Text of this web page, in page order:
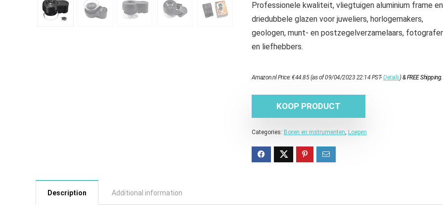
Professionele kwaliteit, vliegtuigen aluminium frame en
driedubbele glazen voor juweliers, horlogemakers,
geologen, munt- en postzegelverzamelaars,
en liefhebbers.
Amazon.nl Price:€44.85(as of 09/04/2023 22:14 PST-Details)&FREE Shipping.
KOOP PRODUCT
Categories: Boren en instrumenten, Loepen
Description Additional information